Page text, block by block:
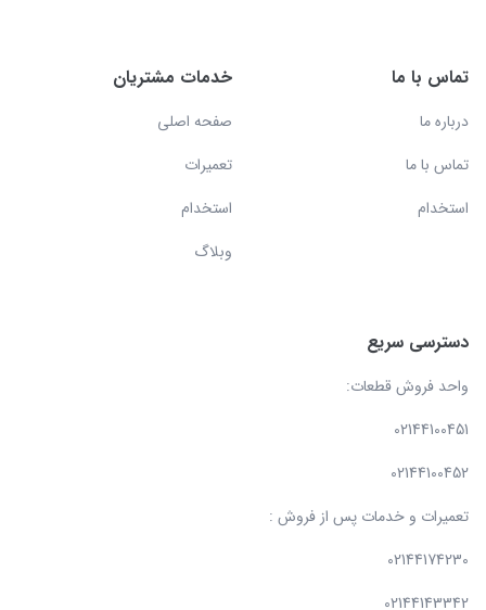
تماس با ما
درباره ما
تماس با ما
استخدام
خدمات مشتریان
صفحه اصلی
تعمیرات
استخدام
وبلاگ
دسترسی سریع
واحد فروش قطعات:
02144100451
02144100452
تعمیرات و خدمات پس از فروش :
02144174230
02144143342